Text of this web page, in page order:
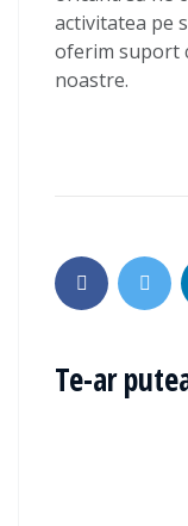
activitatea pe
oferim suport
noastre.
Te-ar